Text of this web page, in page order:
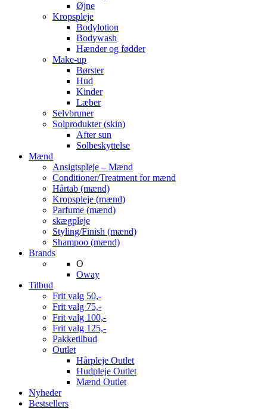
Øjne
Kropspleje
Bodylotion
Bodywash
Hænder og fødder
Make-up
Børster
Hud
Kinder
Læber
Selvbruner
Solprodukter (skin)
After sun
Solbeskyttelse
Mænd
Ansigtspleje – Mænd
Conditioner/Treatment for mænd
Hårtab (mænd)
Kropspleje (mænd)
Parfume (mænd)
skægpleje
Styling/Finish (mænd)
Shampoo (mænd)
Brands
O
Oway
Tilbud
Frit valg 50,-
Frit valg 75,-
Frit valg 100,-
Frit valg 125,-
Pakketilbud
Outlet
Hårpleje Outlet
Hudpleje Outlet
Mænd Outlet
Nyheder
Bestsellers